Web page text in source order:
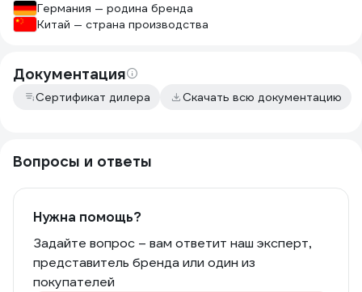
Германия — родина бренда
Китай — страна производства
Документация
Сертификат дилера Скачать всю документацию
Вопросы и ответы
Нужна помощь?
Задайте вопрос – вам ответит наш эксперт,
представитель бренда или один из
покупателей